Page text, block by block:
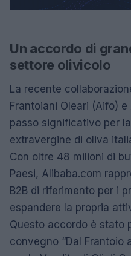
Un accordo di
settore olivicolo
La recente
Frantoiani Oleari (Aifo)
passo significativo per
extravergine di oliva
Con oltre 48 milioni di
Paesi, Alibaba.com
B2B di riferimento per i
espandere la propria
Questo accordo è stato
convegno “Dal Frantoio